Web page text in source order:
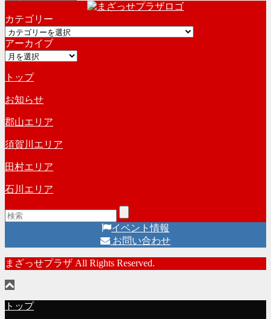
カ
イ
ブ
カテゴリー
カ
テ
ゴ
ー
アーカイブ
ア
カ
イ
ブ
トップ
お知らせ
郡山エリア
須賀川エリア
田村エリア
石川エリア
イベント情報
お問い合わせ
まざっせプラザ All Rights Reserved.
トップ